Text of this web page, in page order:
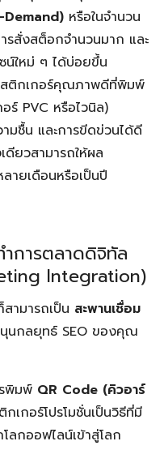
Search
หรือในจำนวน
รสั่งสต็อกจำนวนมาก และ
น์ใหม่ ๆ ได้บ่อยขึ้น
สติกเกอร์คุณภาพดีที่พิมพ์
ร์ PVC หรือไวนิล)
มชื้น และการขีดข่วนได้ดี
ดียวสามารถให้ผล
ายเดือนหรือเป็นปี
ำการตลาดดิจิทัล
Integration)
ามารถเป็น สะพานเชื่อม
นกลยุทธ์ SEO ของคุณ
พิมพ์ QR Code (คิวอาร์
เกอร์โปรโมชั่นเป็นวิธีที่มี
ลกออฟไลน์เข้าสู่โลก